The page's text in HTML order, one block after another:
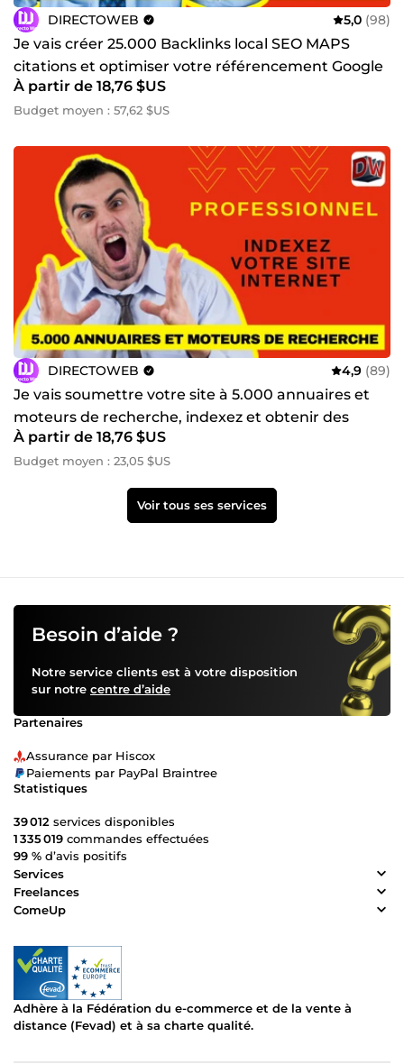
DIRECTOWEB 5,0 (98)
Je vais créer 25.000 Backlinks local SEO MAPS
citations et optimiser votre référencement Google
My Business
À partir de 18,76 $US
Budget moyen : 57,62 $US
DIRECTOWEB 4,9 (89)
Je vais soumettre votre site à 5.000 annuaires et
moteurs de recherche, indexez et obtenir des
backlinks
À partir de 18,76 $US
Budget moyen : 23,05 $US
Voir tous ses services
Besoin d’aide ?
Notre service clients est à votre disposition
sur notre centre d’aide
Partenaires
Assurance par Hiscox
Paiements par PayPal Braintree
Statistiques
39 012 services disponibles
1 335 019 commandes effectuées
99 % d’avis positifs
Services
Freelances
ComeUp
Adhère à la Fédération du e-commerce et de la vente à
distance (Fevad) et à sa charte qualité.